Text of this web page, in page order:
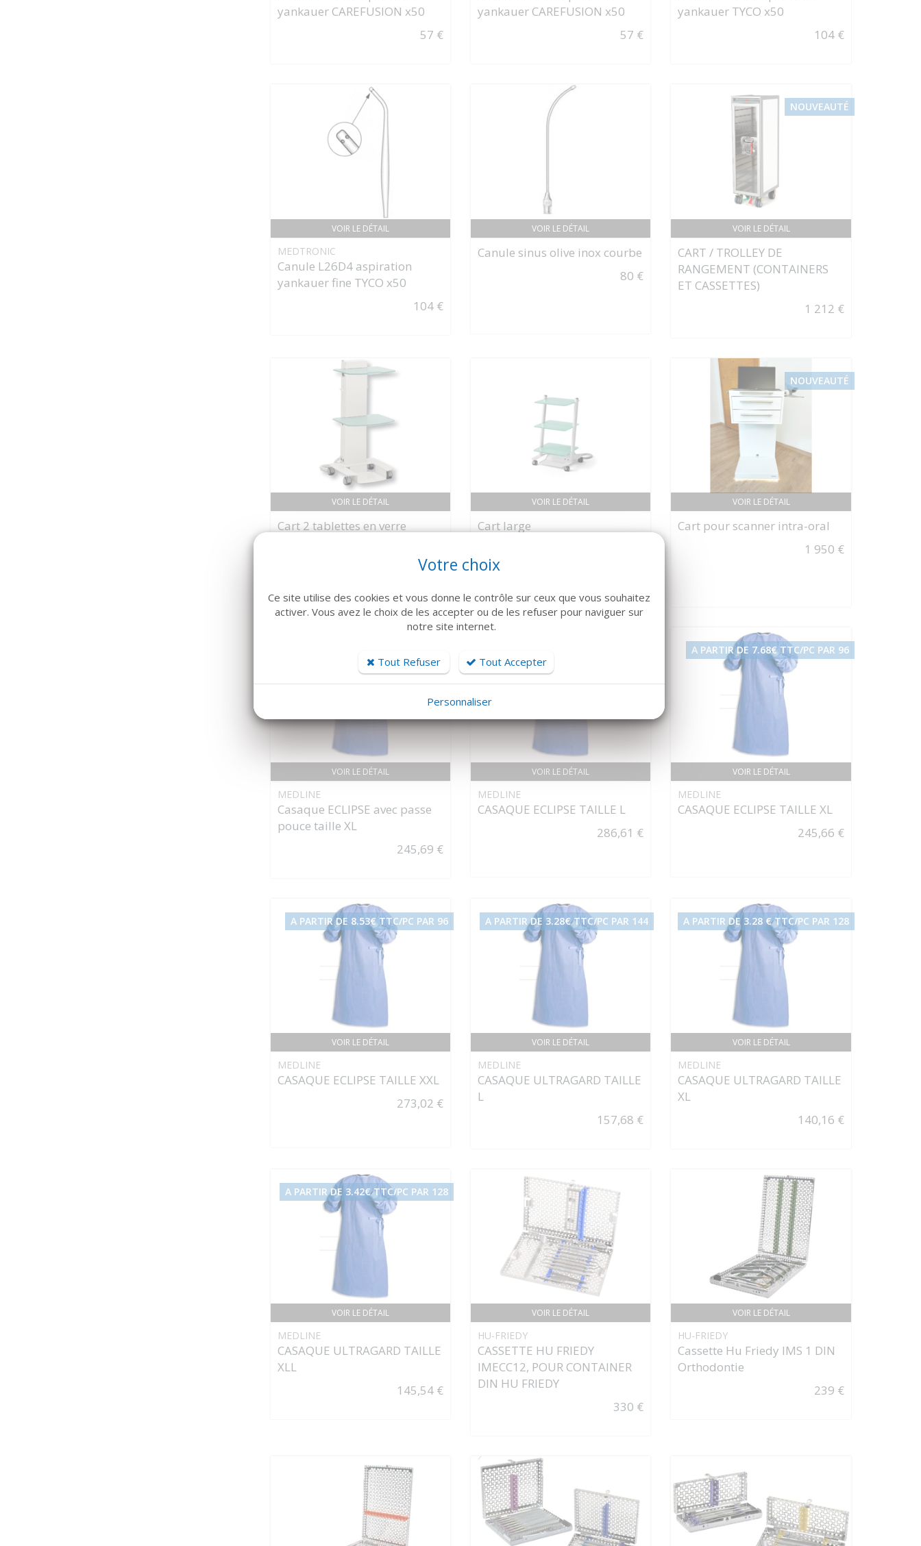
yankauer CAREFUSION x50
57 €
yankauer CAREFUSION x50
57 €
yankauer TYCO x50
104 €
VOIR LE DÉTAIL
MEDTRONIC
Canule L26D4 aspiration
yankauer fine TYCO x50
104 €
VOIR LE DÉTAIL
Canule sinus olive inox courbe
80 €
VOIR LE DÉTAIL
NOUVEAUTÉ
CART / TROLLEY DE
RANGEMENT (CONTAINERS
ET CASSETTES)
1 212 €
VOIR LE DÉTAIL
Cart 2 tablettes en verre
VOIR LE DÉTAIL
Cart large
VOIR LE DÉTAIL
NOUVEAUTÉ
Cart pour scanner intra-oral
1 950 €
VOIR LE DÉTAIL
MEDLINE
Casaque ECLIPSE avec passe
pouce taille XL
245,69 €
VOIR LE DÉTAIL
MEDLINE
CASAQUE ECLIPSE TAILLE L
286,61 €
VOIR LE DÉTAIL
A PARTIR DE 7.68€ TTC/PC PAR 96
MEDLINE
CASAQUE ECLIPSE TAILLE XL
245,66 €
VOIR LE DÉTAIL
A PARTIR DE 8.53€ TTC/PC PAR 96
MEDLINE
CASAQUE ECLIPSE TAILLE XXL
273,02 €
VOIR LE DÉTAIL
A PARTIR DE 3.28€ TTC/PC PAR 144
MEDLINE
CASAQUE ULTRAGARD TAILLE
L
157,68 €
VOIR LE DÉTAIL
A PARTIR DE 3.28 € TTC/PC PAR 128
MEDLINE
CASAQUE ULTRAGARD TAILLE
XL
140,16 €
VOIR LE DÉTAIL
A PARTIR DE 3.42€ TTC/PC PAR 128
MEDLINE
CASAQUE ULTRAGARD TAILLE
XLL
145,54 €
VOIR LE DÉTAIL
HU-FRIEDY
CASSETTE HU FRIEDY
IMECC12, POUR CONTAINER
DIN HU FRIEDY
330 €
VOIR LE DÉTAIL
HU-FRIEDY
Cassette Hu Friedy IMS 1 DIN
Orthodontie
239 €
Votre choix
Ce site utilise des cookies et vous donne le contrôle sur ceux que vous souhaitez
activer. Vous avez le choix de les accepter ou de les refuser pour naviguer sur
notre site internet.
Tout Refuser Tout Accepter
Personnaliser